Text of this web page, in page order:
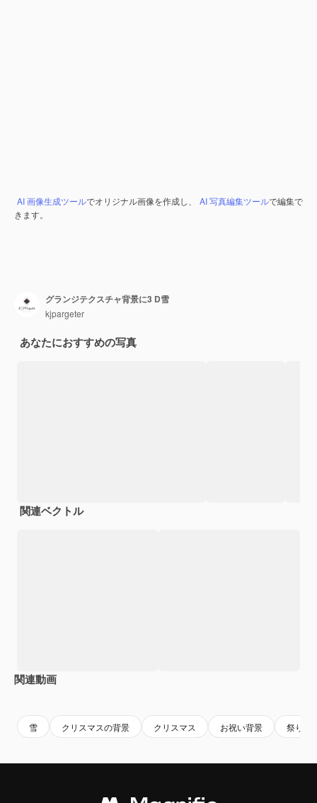
AI 画像生成ツールでオリジナル画像を作成し、 AI 写真編集ツールで編集で
きます。
グランジテクスチャ背景に3 D雪
kjpargeter
あなたにおすすめの写真
関連ベクトル
関連動画
雪 クリスマスの背景 クリスマス お祝い背景 祭り